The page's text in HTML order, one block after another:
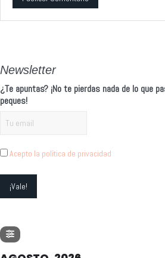
Newsletter
¿Te apuntas? ¡No te pierdas nada de lo que
peques!
Acepto la política de privacidad